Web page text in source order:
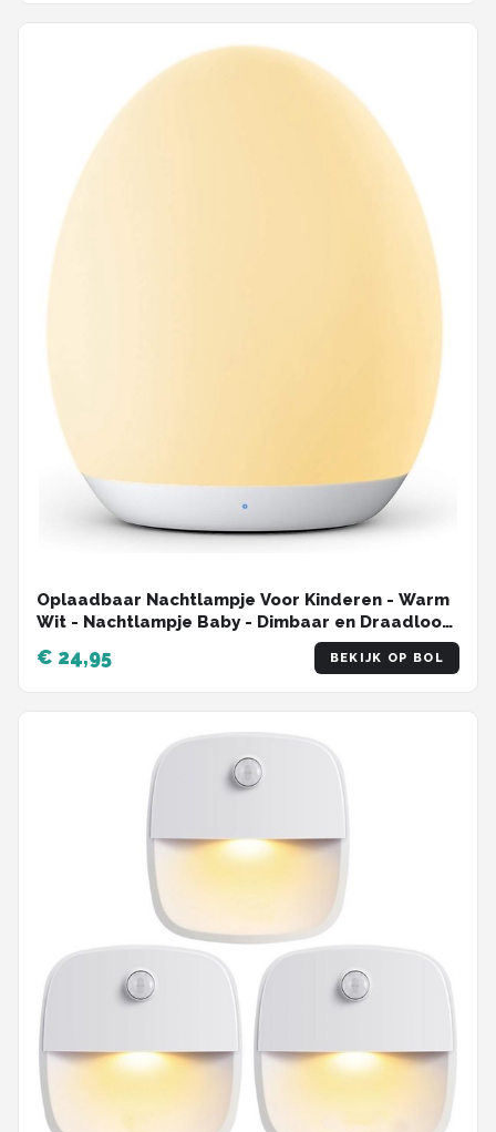
Oplaadbaar Nachtlampje Voor Kinderen - Warm
Wit - Nachtlampje Baby - Dimbaar en Draadloos
- Timer- en geheugenfunctie - USB Oplaadbaar
Nachtlampje Volwassenen
€ 24,95 BEKIJK OP BOL